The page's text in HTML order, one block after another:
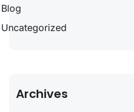
Blog
Uncategorized
Archives